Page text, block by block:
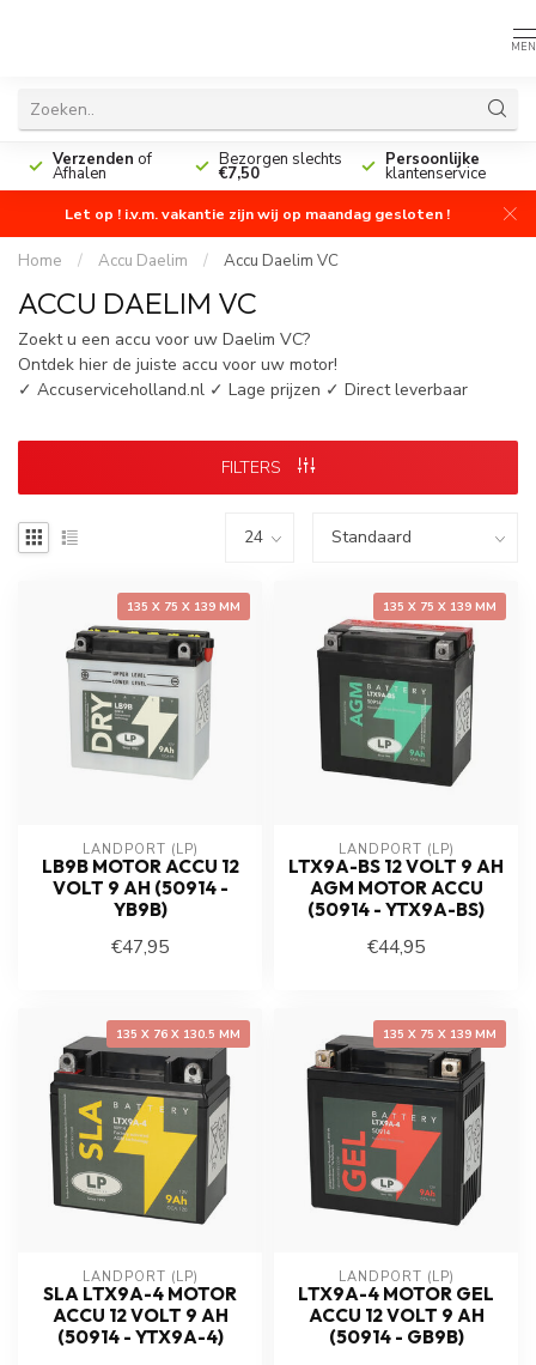
Verzenden of
Afhalen
Bezorgen slechts
€7,50
Persoonlijke
klantenservice
Let op ! i.v.m. vakantie zijn wij op maandag gesloten !
Home / Accu Daelim / Accu Daelim VC
ACCU DAELIM VC
Zoekt u een accu voor uw Daelim VC?
Ontdek hier de juiste accu voor uw motor!
✓ Accuserviceholland.nl ✓ Lage prijzen ✓ Direct leverbaar
FILTERS
135 X 75 X 139 MM
LANDPORT (LP)
LB9B MOTOR ACCU 12
VOLT 9 AH (50914 -
YB9B)
€47,95
135 X 75 X 139 MM
LANDPORT (LP)
LTX9A-BS 12 VOLT 9 AH
AGM MOTOR ACCU
(50914 - YTX9A-BS)
€44,95
135 X 76 X 130.5 MM
LANDPORT (LP)
SLA LTX9A-4 MOTOR
ACCU 12 VOLT 9 AH
(50914 - YTX9A-4)
135 X 75 X 139 MM
LANDPORT (LP)
LTX9A-4 MOTOR GEL
ACCU 12 VOLT 9 AH
(50914 - GB9B)